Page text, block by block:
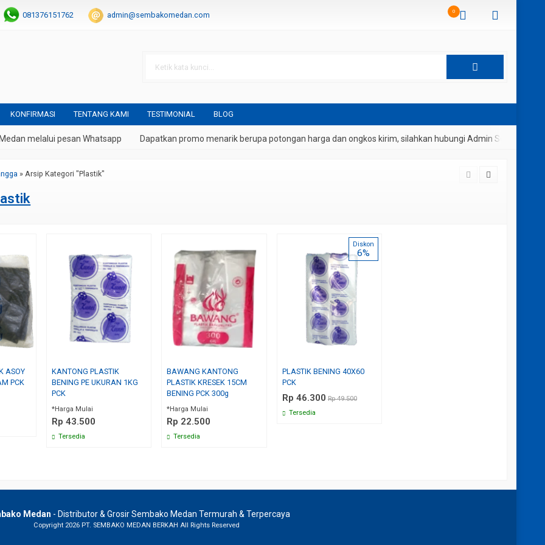
081376151762 admin@sembakomedan.com 0
KONFIRMASI TENTANG KAMI TESTIMONIAL BLOG
melalui pesan Whatsapp Dapatkan promo menarik berupa potongan harga dan ongkos kirim, silahkan hubungi Admin Sembako
»Arsip Kategori "Plastik"
ASOY
PCK
KANTONG PLASTIK
BENING PE UKURAN 1KG
PCK
*Harga Mulai
Rp 43.500
Tersedia
BAWANG KANTONG
PLASTIK KRESEK 15CM
BENING PCK 300g
*Harga Mulai
Rp 22.500
Tersedia
Diskon
6%
PLASTIK BENING 40X60
PCK
Rp 46.300 Rp 49.500
Tersedia
Medan - Distributor & Grosir Sembako Medan Termurah & Terpercaya
Copyright 2026 PT. SEMBAKO MEDAN BERKAH All Rights Reserved